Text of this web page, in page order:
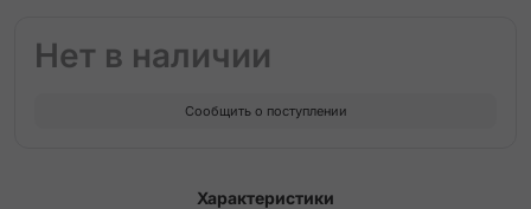
Нет в наличии
Сообщить о поступлении
Характеристики